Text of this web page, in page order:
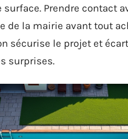
surface. Prendre contact
de la mairie avant tout
sécurise le projet et
surprises.